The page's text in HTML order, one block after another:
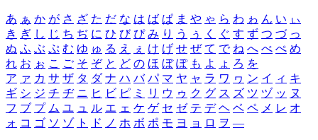
あ ぁ か が さ ざ た だ な は ば ぱ ま や ゃ ら わ ゎ ん い ぃ
き ぎ し じ ち ぢ に ひ び ぴ み り う ぅ く ぐ す ず つ づ っ
ぬ ふ ぶ ぷ む ゆ ゅ る え ぇ け げ せ ぜ て で ね へ べ ぺ め
れ お ぉ こ ご そ ぞ と ど の ほ ぼ ぽ も よ ょ ろ を
ア ァ カ サ ザ タ ダ ナ ハ バ パ マ ヤ ャ ラ ワ ヮ ン イ ィ キ
ギ シ ジ チ ヂ ニ ヒ ビ ピ ミ リ ウ ゥ ク グ ス ズ ツ ヅ ッ ヌ
フ ブ プ ム ユ ュ ル エ ェ ケ ゲ セ ゼ テ デ ヘ ベ ペ メ レ オ
ォ コ ゴ ソ ゾ ト ド ノ ホ ボ ポ モ ヨ ョ ロ ヲ ―